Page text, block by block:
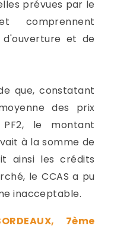
prévues par le
comprennent
et de
que, constatant
des prix
le montant
à la somme de
ainsi les crédits
le CCAS a pu
inacceptable.
7ème